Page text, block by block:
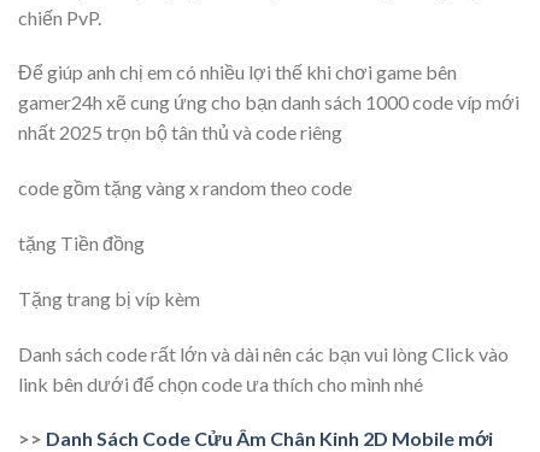
chiến PvP.
Để giúp anh chị em có nhiều lợi thế khi chơi game bên
gamer24h xẽ cung ứng cho bạn danh sách 1000 code víp mới
nhất 2025 trọn bộ tân thủ và code riêng
code gồm tặng vàng x random theo code
tặng Tiền đồng
Tặng trang bị víp kèm
Danh sách code rất lớn và dài nên các bạn vui lòng Click vào
link bên dưới để chọn code ưa thích cho mình nhé
>> Danh Sách Code Cửu Âm Chân Kinh 2D Mobile mới